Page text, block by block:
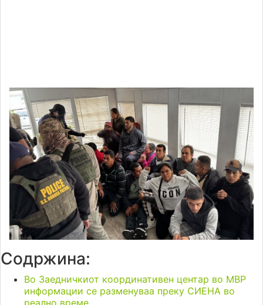
Содржина:
Во Заедничкиот координативен центар во МВР
информации се разменуваа преку СИЕНА во
реално време